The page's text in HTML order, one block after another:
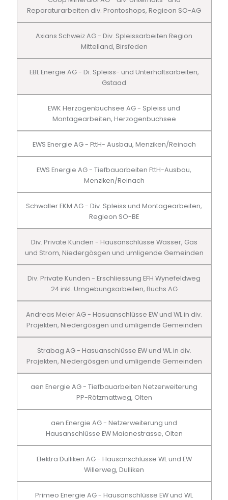
Reparaturarbeiten div. Prontoshops, Regieon SO-AG
Axians Schweiz AG - Div. Spleissarbeiten Region
Mittelland, Birsfeden
EBL Energie AG - Di. Spleiss- und Unterhaltsarbeiten,
Gstaad
EWK Herzogenbuchsee AG - Spleiss und
Montagearbeiten, Herzogenbuchsee
EWS Energie AG - FttH- Ausbau, Menziken/Reinach
EWS Energie AG - Tiefbauarbeiten FttH-Ausbau,
Menziken/Reinach
Schwaller EKM AG - Div. Spleiss und Montagearbeiten,
Regieon SO-BE
Div. Private Kunden - Hausanschlüsse Wasser, Gas
und Strom, Niedergösgen und umligende Gemeinden
Div. Private Kunden - Erschliessung EFH Wynefeldweg
24 inkl. Umgebungsarbeiten, Buchs AG
Andreas Meier AG - Hasuanschlüsse EW und WL in div.
Projekten, Niedergösgen und umligende Gemeinden
Strabag AG - Hasuanschlüsse EW und WL in div.
Projekten, Niedergösgen und umligende Gemeinden
aen Energie AG - Tiefbauarbeiten Netzerweiterung
PP-Rötzmattweg, Olten
aen Energie AG - Netzerweiterung und
Hausanschlüsse EW Maianestrasse, Olten
Elektra Dulliken AG - Hausanschlüsse WL und EW
Willerweg, Dulliken
Primeo Energie AG - Hausanschlüsse EW und WL